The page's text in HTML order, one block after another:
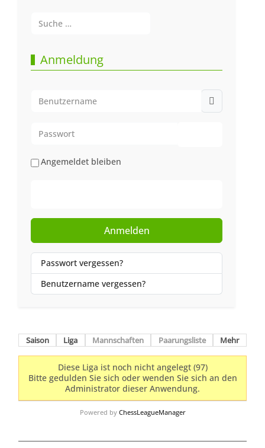
Anmeldung
Angemeldet bleiben
Anmelden
Passwort vergessen?
Benutzername vergessen?
Saison Liga Mannschaften Paarungsliste Mehr
Diese Liga ist noch nicht angelegt (97)
Bitte gedulden Sie sich oder wenden Sie sich an den
Administrator dieser Anwendung.
Powered by ChessLeagueManager